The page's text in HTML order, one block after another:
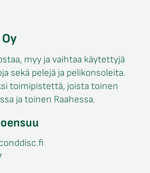
myy ja vaihtaa käytettyjä
sekä pelejä ja pelikonsoleita.
toimipistettä, joista toinen
ja toinen Raahessa.